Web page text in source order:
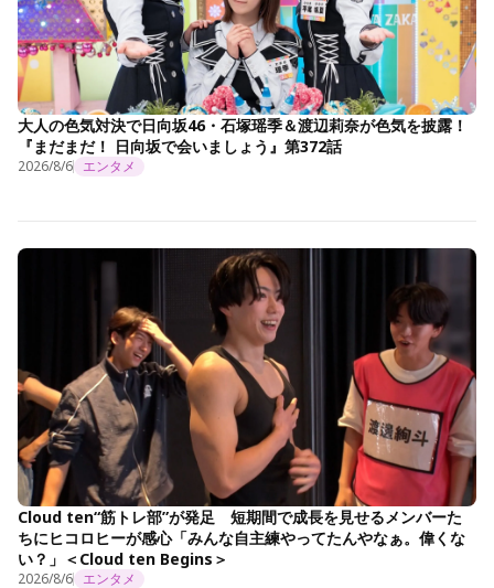
大人の色気対決で日向坂46・石塚瑶季＆渡辺莉奈が色気を披露！
『まだまだ！ 日向坂で会いましょう』第372話
2026/8/6 エンタメ
Cloud ten“筋トレ部”が発足 短期間で成長を見せるメンバーた
ちにヒコロヒーが感心「みんな自主練やってたんやなぁ。偉くな
い？」＜Cloud ten Begins＞
2026/8/6 エンタメ